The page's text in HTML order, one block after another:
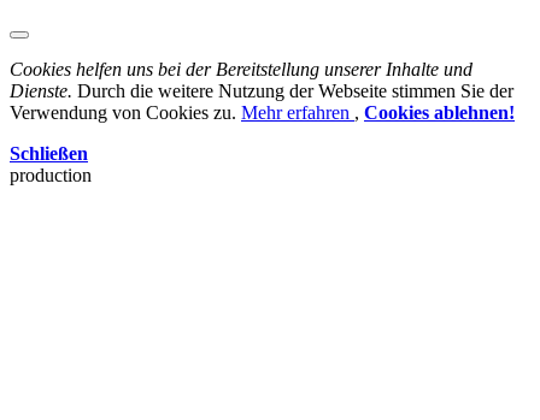
Cookies helfen uns bei der Bereitstellung unserer Inhalte und
Dienste. Durch die weitere Nutzung der Webseite stimmen Sie der
Verwendung von Cookies zu. Mehr erfahren , Cookies ablehnen!
Schließen
production